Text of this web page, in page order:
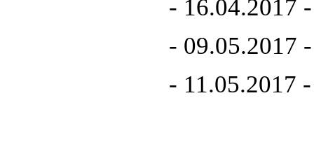
- 16.04.2017
- 09.05.2017
- 11.05.2017